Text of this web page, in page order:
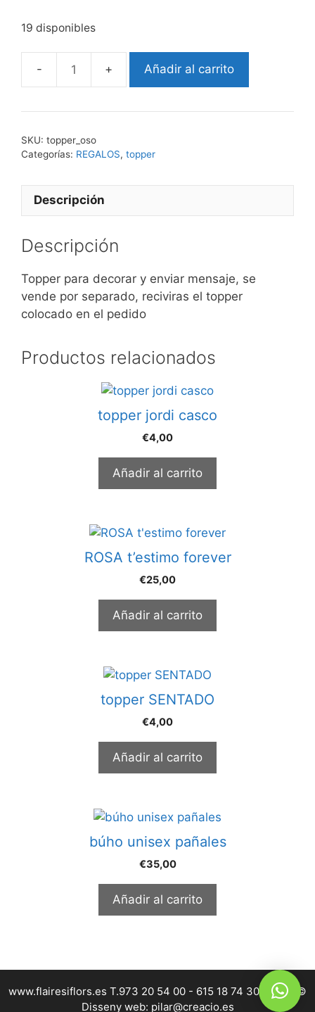
19 disponibles
topper
cantidad
Añadir al carrito
SKU: topper_oso
Categorías: REGALOS, topper
Descripción
Descripción
Topper para decorar y enviar mensaje, se
vende por separado, reciviras el topper
colocado en el pedido
Productos relacionados
topper jordi casco
€4,00
Añadir al carrito
ROSA t’estimo forever
€25,00
Añadir al carrito
topper SENTADO
€4,00
Añadir al carrito
búho unisex pañales
€35,00
Añadir al carrito
www.flairesiflors.es T.973 20 54 00 - 615 18 74 30 | 2026 ©
Disseny web: pilar@creacio.es